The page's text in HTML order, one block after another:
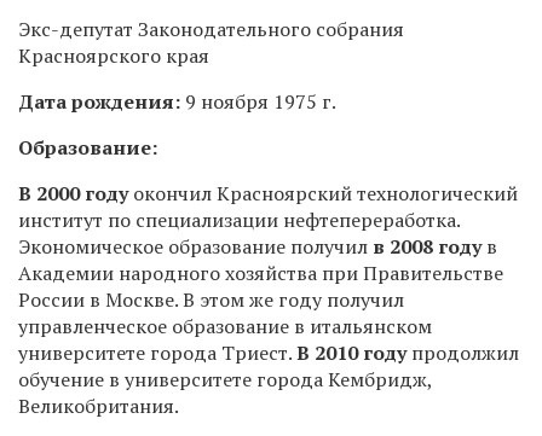
Экс-депутат Законодательного собрания
Красноярского края
Дата рождения: 9 ноября 1975 г.
Образование:
В 2000 годуокончил Красноярский технологический
институт по специализации нефтепереработка.
Экономическое образование получил в 2008 годув
Академии народного хозяйства при Правительстве
России в Москве. В этом же году получил
управленческое образование в итальянском
университете города Триест.В 2010 годупродолжил
обучение в университете города Кембридж,
Великобритания.